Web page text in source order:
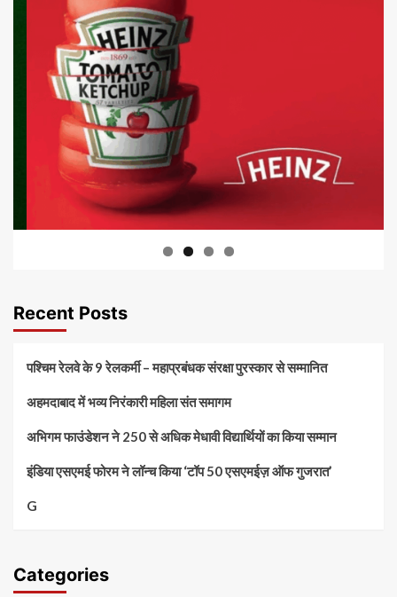
Recent Posts
पश्चिम रेलवे के 9 रेलकर्मी – महाप्रबंधक संरक्षा पुरस्कार से सम्मानित
अहमदाबाद में भव्य निरंकारी महिला संत समागम
अभिगम फाउंडेशन ने 250 से अधिक मेधावी विद्यार्थियों का किया सम्मान
इंडिया एसएमई फोरम ने लॉन्च किया ‘टॉप 50 एसएमईज़ ऑफ गुजरात’
G
Categories